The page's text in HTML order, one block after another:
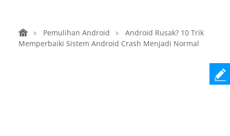
Pemulihan Android
Android Rusak? 10 Trik
Memperbaiki Sistem Android Crash Menjadi Normal